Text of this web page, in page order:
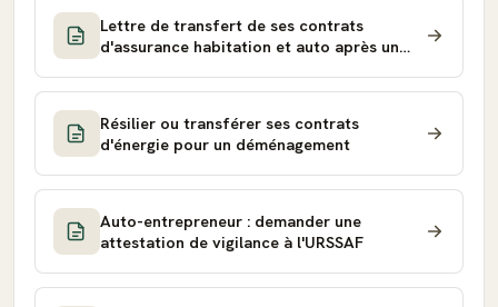
Lettre de transfert de ses contrats
d'assurance habitation et auto après un
Résilier ou transférer ses contrats
d'énergie pour un déménagement
Auto-entrepreneur : demander une
attestation de vigilance à l'URSSAF